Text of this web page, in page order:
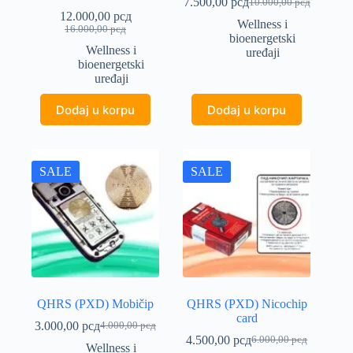
16.000,00рсд
Originalna
cena
je
bila:
16.000,00 рсд.
12.000,00 рсд
Trenutna
cena
je:
12.000,00 рсд.
Wellness i
bioenergetski
uređaji
Dodaj u korpu
10.000,00рсд
Originalna
cena
je
bila:
Trenutna
cena
je:
7.500,00 рсд.
Wellness i
bioenergetski
uređaji
Dodaj u korpu
SALE
QHRS (PXD) Mobičip
4.000,00рсд
Originalna
cena
3.000,00рсдTrenutna
cena
Wellness i
SALE
QHRS (PXD) Nicochip
card
6.000,00рсд
Originalna
4.500,00рсдTrenutna